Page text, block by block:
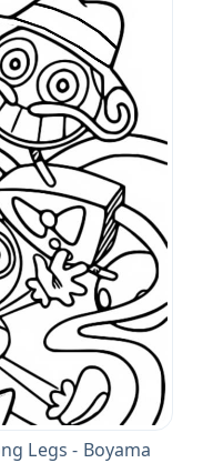
Legs - Boyama